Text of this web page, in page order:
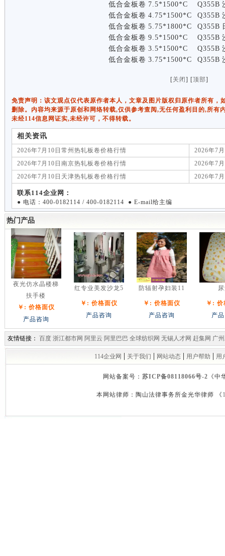
低合金板卷 7.5*1500*C Q355B
低合金板卷 4.75*1500*C Q355B
低合金板卷 5.75*1800*C Q355B
低合金板卷 9.5*1500*C Q355B
低合金板卷 3.5*1500*C Q355B
低合金板卷 3.75*1500*C Q355B
[关闭 ] [顶部]
免责声明：该文观点仅代表原作者本人，文章及图片版权归原作者所有，
删除。内容均来源于原创和网络转载,仅供参考查阅,无任何盈利目的,所有
未经114信息网证实,未经许可，不得转载。
相关资讯
2026年7月10日常州热轧板卷价格行情
2026年7
2026年7月10日南京热轧板卷价格行情
2026年7
2026年7月10日天津热轧板卷价格行情
2026年7
联系114企业网：
● 电话：400-0182114 / 400-0182114 ● E-mail给主编
热门产品
夜光仿水晶楼梯
扶手楼
￥: 价格面仪
产品咨询
红专业美发沙龙5
￥: 价格面仪
产品咨询
防辐射孕妇装11
￥: 价格面仪
产品咨询
￥:
产
友情链接： 百度 浙江都市网 阿里云 阿里巴巴 全球纺织网 无锡人才网 赶集网 广
114企业网 | 关于我们 | 网站动态 | 用户帮助 | 用
网站备案号： 苏ICP备08118066号-2 《
本网站律师：陶山法律事务所金光华律师 《